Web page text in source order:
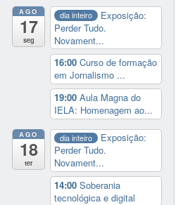
AGO
17
seg
dia inteiro
Exposição:
Perder Tudo.
Novament...
16:00Curso de formação
em Jornalismo ...
19:00Aula Magna do
IELA: Homenagem ao...
AGO
18
ter
dia inteiro
Exposição:
Perder Tudo.
Novament...
14:00Soberania
tecnológica e digital